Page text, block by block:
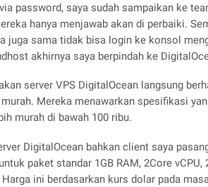
password, saya sudah sampaikan ke
hanya menjawab akan di perbaiki.
juga sama tidak bisa login ke konsol
akhirnya saya berpindah ke
server VPS DigitalOcean langsung
Mereka menawarkan spesifikasi
murah di bawah 100 ribu.
DigitalOcean bahkan client saya
paket standar 1GB RAM, 2Core vCPU,
ini berdasarkan kurs dolar pada